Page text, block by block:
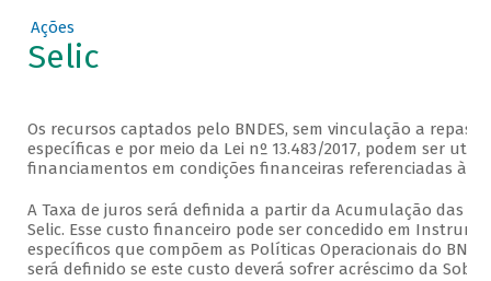
Ações
Selic
Os recursos captados pelo BNDES, sem vinculação a
específicas e por meio da Lei nº 13.483/2017, podem ser
financiamentos em condições financeiras referenciadas à
A Taxa de juros será definida a partir da Acumulação das
Selic. Esse custo financeiro pode ser concedido em
específicos que compõem as Políticas Operacionais do
será definido se este custo deverá sofrer acréscimo da